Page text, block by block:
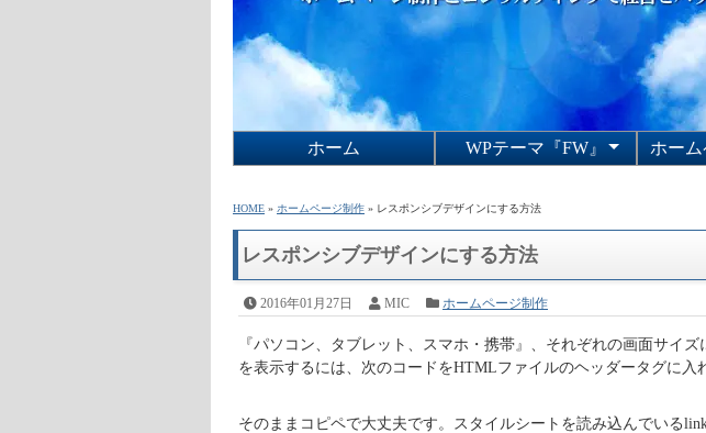
ホーム
WPテーマ『FW』
Works』
ホー
HOME » ホームページ制作 » レスポンシブデザインにする方法
レスポンシブデザインにする方法
2016年01月27日 MIC ホームページ制作
『パソコン、タブレット、スマホ・携帯』、それぞれの画面サイ
を表示するには、次のコードをHTMLファイルのヘッダータグに入
そのままコピペで大丈夫です。スタイルシートを読み込んでいる